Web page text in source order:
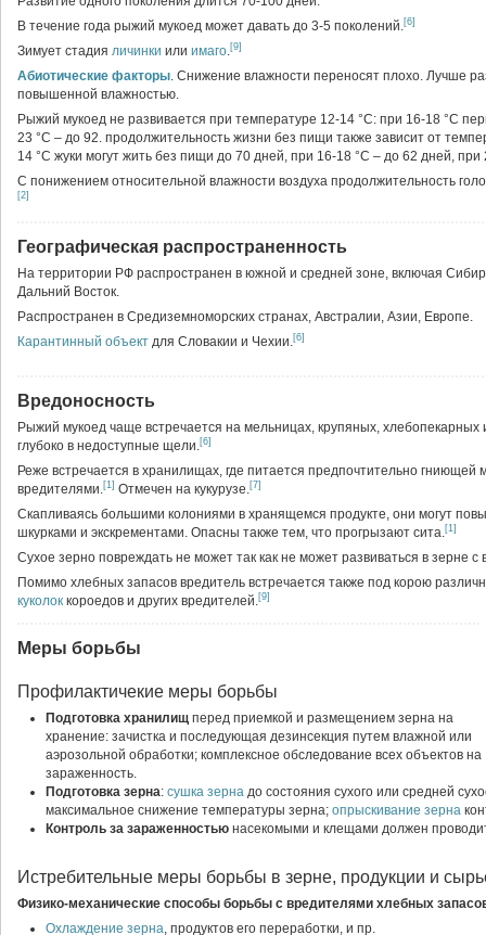
В течение года рыжий мукоед может давать до 3-5 поколений.[6]
Зимует стадия личинки или имаго.[9]
Абиотические факторы. Снижение влажности переносят плохо. Лучше
повышенной влажностью.
Рыжий мукоед не развивается при температуре 12-14 °С: при 16-18 °С
23 °С – до 92. продолжительность жизни без пищи также зависит от
14 °С жуки могут жить без пищи до 70 дней, при 16-18 °С – до 62 дней,
С понижением относительной влажности воздуха продолжительность
[2]
Географическая распространенность
На территории РФ распространен в южной и средней зоне, включая
Дальний Восток.
Распространен в Средиземноморских странах, Австралии, Азии, Европе.
Карантинный объект для Словакии и Чехии.[6]
Вредоносность
Рыжий мукоед чаще встречается на мельницах, крупяных, хлебопекарных
глубоко в недоступные щели.[6]
Реже встречается в хранилищах, где питается предпочтительно
вредителями.[1] Отмечен на кукурузе.[7]
Скапливаясь большими колониями в хранящемся продукте, они могут
шкурками и экскрементами. Опасны также тем, что прогрызают сита.[1]
Сухое зерно повреждать не может так как не может развиваться в зерне
Помимо хлебных запасов вредитель встречается также под корою
куколок короедов и других вредителей.[9]
Меры борьбы
Профилактичекие меры борьбы
Подготовка хранилищ перед приемкой и размещением зерна на
хранение: зачистка и последующая дезинсекция путем влажной или
аэрозольной обработки; комплексное обследование всех объектов на
зараженность.
Подготовка зерна: сушка зерна до состояния сухого или средней
максимальное снижение температуры зерна; опрыскивание зерна
Контроль за зараженностью насекомыми и клещами должен
Истребительные меры борьбы в зерне, продукции и
Физико-механические способы борьбы с вредителями хлебных
Охлаждение зерна, продуктов его переработки, и пр.